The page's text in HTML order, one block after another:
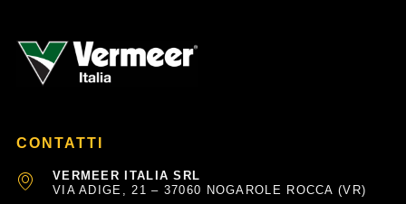
CONTATTI
VERMEER ITALIA SRL
VIA ADIGE, 21 – 37060 NOGAROLE ROCCA (VR)